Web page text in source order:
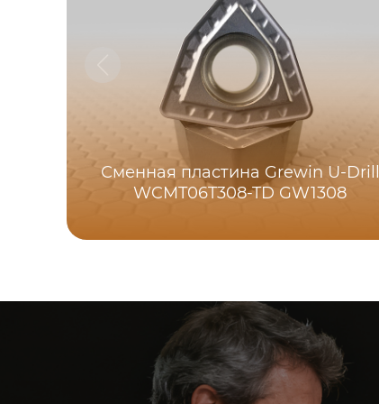
Сменная пластина Grewin U-Drill
WCMT06T308-TD GW1308